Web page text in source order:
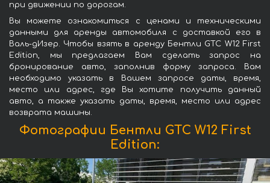
при движении по дорогам.
Вы можете ознакомиться с ценами и техническими
данными для аренды автомобиля с доставкой его в
Валь-дИзер. Чтобы взять в аренду Бентли GTC W12 First
Edition, мы предлагаем Вам сделать запрос на
бронирование авто, заполнив форму запроса. Вам
необходимо указать в Вашем запросе даты, время,
место или адрес, где Вы хотите получить данный
авто, а также указать даты, время, место или адрес
возврата машины.
Фотографии Бентли GTC W12 First
Edition: